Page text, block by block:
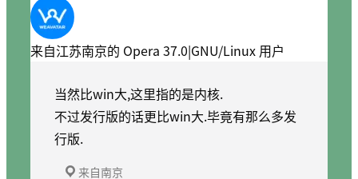
来自江苏南京的 Opera 37.0|GNU/Linux 用户
当然比win大,这里指的是内核.
不过发行版的话更比win大.毕竟有那么多发
行版.
来自南京